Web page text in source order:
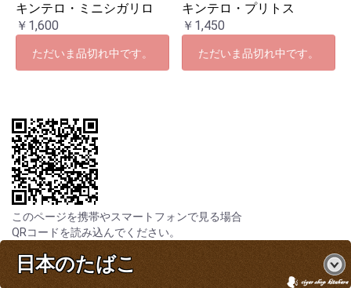
日本のたばこ
キンテロ・ミニシガリロ
￥1,600
ただいま品切れ中です。
キンテロ・プリトス
￥1,450
ただいま品切れ中です。
このページを携帯やスマートフォンで見る場合
QRコードを読み込んでください。